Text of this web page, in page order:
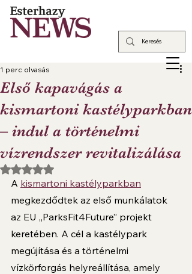
Első kapavágás a
kismartoni kastélyparkban
– indul a történelmi
vízrendszer revitalizálása
1 perc olvasás
NaN csillagot kapott az 5-ből.
A kismartoni kastélyparkban
megkezdődtek az első munkálatok
az EU „ParksFit4Future” projekt
keretében. A cél a kastélypark
megújítása és a történelmi
vízkörforgás helyreállítása, amely